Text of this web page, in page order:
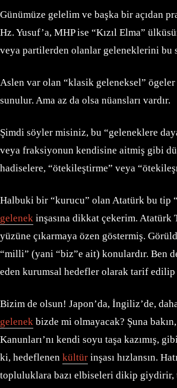
Günümüze gelelim ve başka bir açıdan
Hz. Yusuf’a, MHP ise “Kızıl Elma”
veya partilerden olanlar geleneklerini bu
Aslen var olan “klasik geleneksel”
sunulur. Ama az da olsa nüansları vardır.
Şimdi söyler misiniz, bu “geleneklere
veya fraksiyonun kendisine aitmiş gibi
hadiselere, “ötekileştirme” veya
Halbuki bir “kurucu” olan Atatürk bu tip
gelenek inşasına dikkat çekerim.
yüzüne çıkarmaya özen göstermiş.
“milli” (yani “biz”e ait) konulardır. Ben
eden kurumsal hedefler olarak tarif edilip
Bizim de olsun! Japon’da, İngiliz’de,
gelenek bizde mi olmayacak? Şuna
Kanunları’nı kendi soyu taşa kazımış,
ki, hedeflenen kültür inşası hızlansın.
topluluklara bazı elbiseleri dikip giydirir,